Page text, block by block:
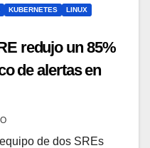
KUBERNETES
LINUX
redujo un 85%
de alertas en
de dos SREs